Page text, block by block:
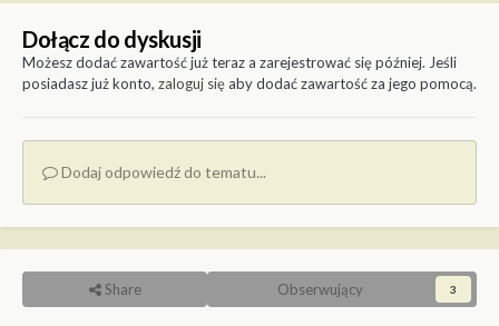
Dołącz do dyskusji
Możesz dodać zawartość już teraz a zarejestrować się później. Jeśli
posiadasz już konto, zaloguj sięaby dodać zawartość za jego pomocą.
Dodaj odpowiedź do tematu...
Share Obserwujący 3